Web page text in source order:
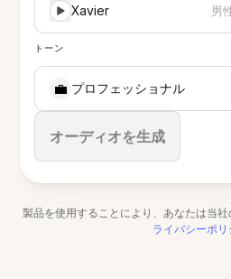
Xavier 男
トーン
💼 プロフェッショナル
オーディオを生成
停止
製品を使用することにより、あなたは当社
ライバシーポリ